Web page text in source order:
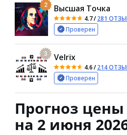
2 Высшая Точка
4.7/281
Проверен
3 Velrix
4.6/214
Проверен
Прогноз цены
на 2 июня